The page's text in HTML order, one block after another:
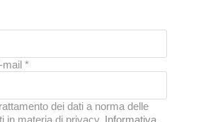
mail *
dei dati a norma delle
in materia di privacy. Informativa